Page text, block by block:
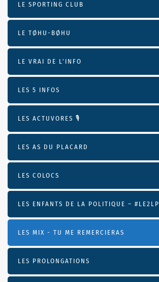
LE SPORTING CLUB
LE TØHU-BØHU
LE VRAI DE L’INFO
LES 5 INFOS
LES ACTUVORES 🎙
LES AS DU PLACARD
LES COLOCS
LES ENFANTS DE LA POLITIQUE – #LE2LP
LES MIX - TU ME REMERCIERAS
LES PROLONGATIONS